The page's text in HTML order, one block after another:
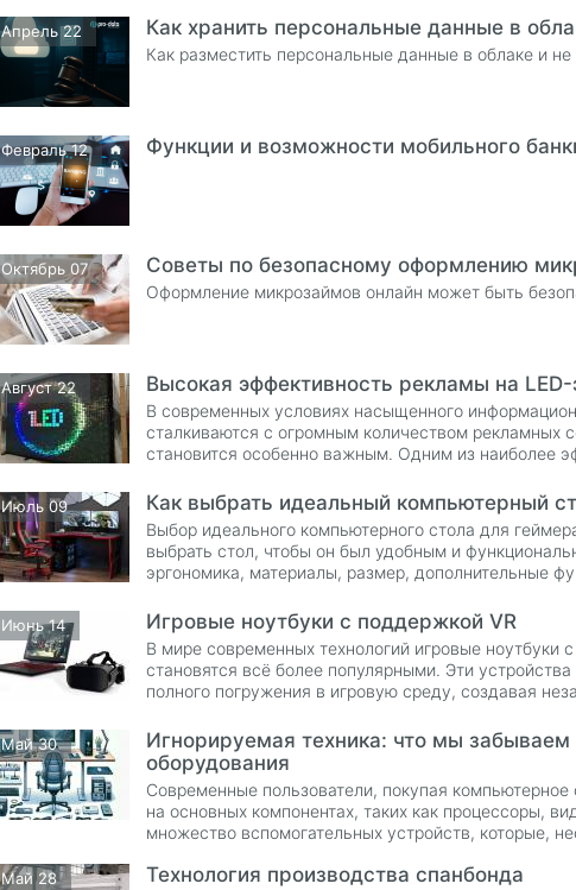
Апрель 22 Как хранить персональные данные в
Как разместить персональные данные в облаке и
Февраль 12 Функции и возможности мобильного
Октябрь 07 Советы по безопасному оформлению
Оформление микрозаймов онлайн может быть
Август 22 Высокая эффективность рекламы на LED-
В современных условиях насыщенного
сталкиваются с огромным количеством рекламных
становится особенно важным. Одним из наиболее
обеспечивает высокий уровень вовлеченности и
маркетинговых стратегий.
Июль 09 Как выбрать идеальный компьютерный
Выбор идеального компьютерного стола для
выбрать стол, чтобы он был удобным и
эргономика, материалы, размер, дополнительные
Июнь 14 Игровые ноутбуки с поддержкой VR
В мире современных технологий игровые ноутбуки
становятся всё более популярными. Эти
полного погружения в игровую среду, создавая
Май 30
Игнорируемая техника: что мы
оборудования
Современные пользователи, покупая
на основных компонентах, таких как процессоры,
множество вспомогательных устройств, которые,
Май 28 Технология производства спанбонда